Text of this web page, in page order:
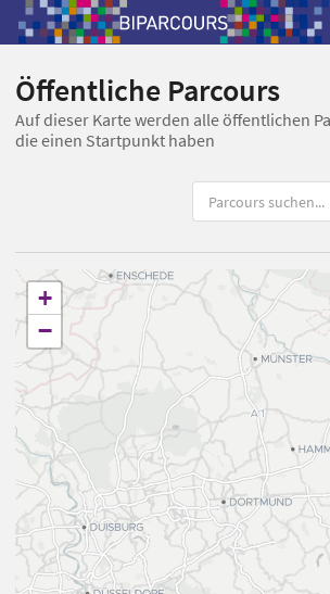
Öffentliche Parcours
Auf dieser Karte werden alle öffentlichen
die einen Startpunkt haben
+
−